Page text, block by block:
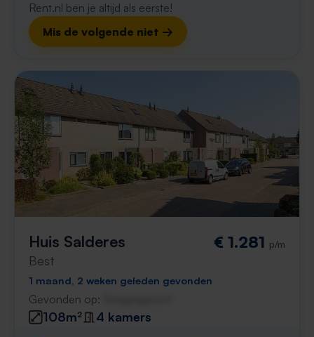
Rent.nl ben je altijd als eerste!
Mis de volgende niet →
Huis Salderes
Best
€ 1.281 p/m
1 maand, 2 weken geleden gevonden
Gevonden op:
108m²
4 kamers